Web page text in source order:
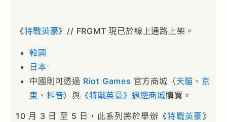
《特戰英豪》// FRGMT 現已於線上通路上架。
韓國
日本
中國則可透過 Riot Games 官方商城（天貓 、 京
東 、 抖音）與 《特戰英豪》週邊商城購買。
10 月 3 日 至 5 日，此系列將於舉辦《特戰英豪》